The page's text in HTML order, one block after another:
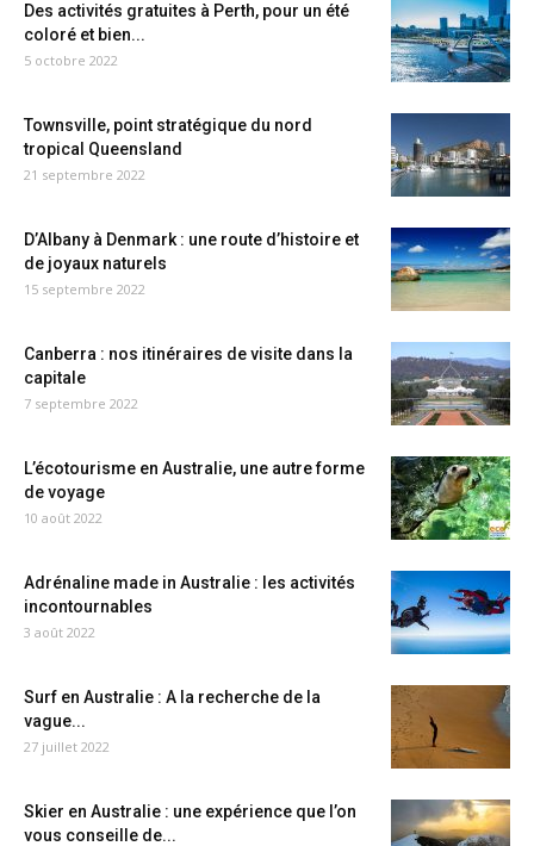
Des activités gratuites à Perth, pour un été
coloré et bien...
5 octobre 2022
Townsville, point stratégique du nord
tropical Queensland
21 septembre 2022
D’Albany à Denmark : une route d’histoire et
de joyaux naturels
15 septembre 2022
Canberra : nos itinéraires de visite dans la
capitale
7 septembre 2022
L’écotourisme en Australie, une autre forme
de voyage
10 août 2022
Adrénaline made in Australie : les activités
incontournables
3 août 2022
Surf en Australie : A la recherche de la
vague...
27 juillet 2022
Skier en Australie : une expérience que l’on
vous conseille de...